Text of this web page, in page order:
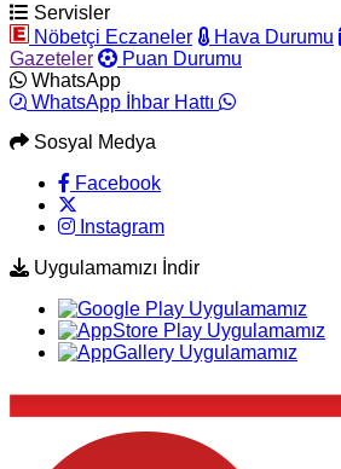
Servisler
Nöbetçi Eczaneler
Hava Durumu
Gazeteler
Puan Durumu
WhatsApp
WhatsApp İhbar Hattı
Sosyal Medya
Facebook
Instagram
Uygulamamızı İndir